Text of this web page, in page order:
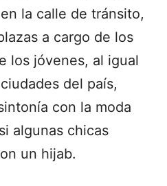
la calle de tránsito,
a cargo de los
los jóvenes, al igual
del país,
con la moda
algunas chicas
un hijab.